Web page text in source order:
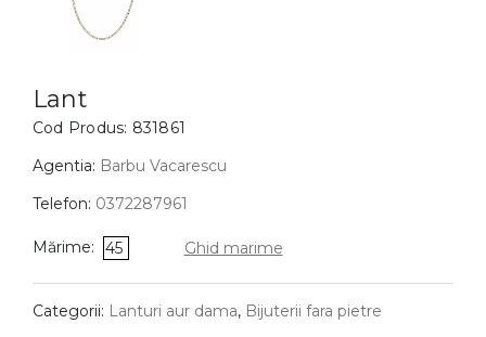
BIJUTERII COPII
Cercei
Bratari
Coliere
Lanturi
Pandantive
DIAMANTE Vezi toate
Lant
Cod Produs: 831861
Agentia: Barbu Vacarescu
Telefon: 0372287961
Mărime: 45 Ghid marime
Categorii: Lanturi aur dama, Bijuterii fara pietre